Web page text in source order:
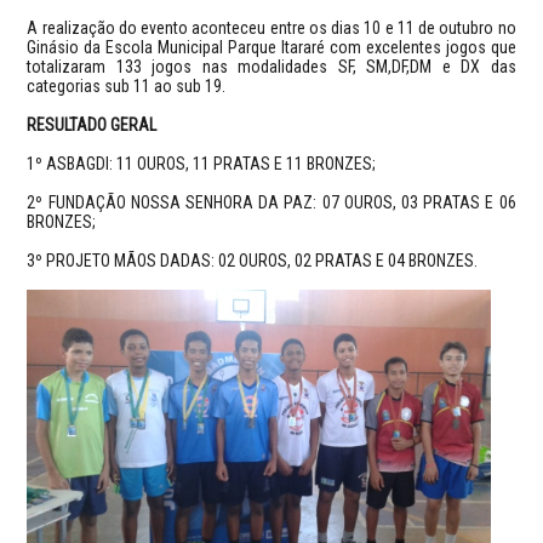
A realização do evento aconteceu entre os dias 10 e 11 de outubro no
Ginásio da Escola Municipal Parque Itararé com excelentes jogos que
totalizaram 133 jogos nas modalidades SF, SM,DF,DM e DX das
categorias sub 11 ao sub 19.
RESULTADO GERAL
1º ASBAGDI: 11 OUROS, 11 PRATAS E 11 BRONZES;
2º FUNDAÇÃO NOSSA SENHORA DA PAZ: 07 OUROS, 03 PRATAS E 06
BRONZES;
3º PROJETO MÃOS DADAS: 02 OUROS, 02 PRATAS E 04 BRONZES.